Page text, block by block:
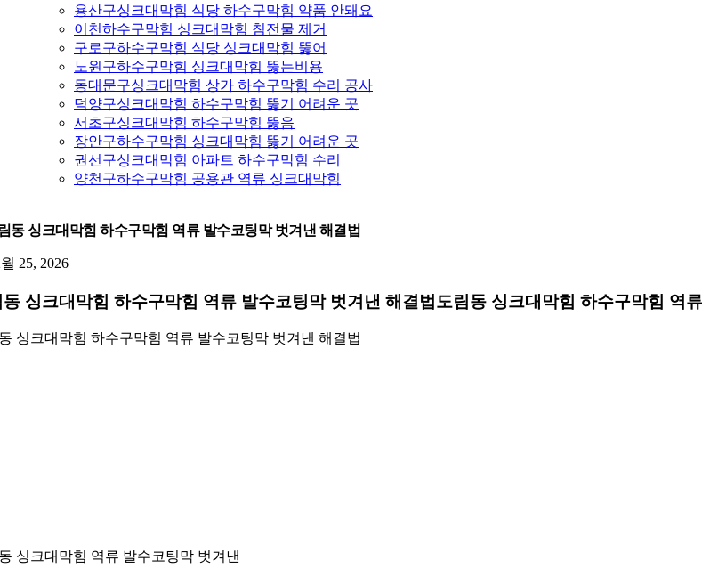
용산구싱크대막힘 식당 하수구막힘 약품 안돼요
이천하수구막힘 싱크대막힘 침전물 제거
구로구하수구막힘 식당 싱크대막힘 뚫어
노원구하수구막힘 싱크대막힘 뚫는비용
동대문구싱크대막힘 상가 하수구막힘 수리 공사
덕양구싱크대막힘 하수구막힘 뚫기 어려운 곳
서초구싱크대막힘 하수구막힘 뚫음
장안구하수구막힘 싱크대막힘 뚫기 어려운 곳
권선구싱크대막힘 아파트 하수구막힘 수리
양천구하수구막힘 공용관 역류 싱크대막힘
동 싱크대막힘 하수구막힘 역류 발수코팅막 벗겨낸 해결법
25, 2026
싱크대막힘 하수구막힘 역류 발수코팅막 벗겨낸 해결법도림동 싱크대막힘 하수구막힘 역
싱크대막힘 하수구막힘 역류 발수코팅막 벗겨낸 해결법
싱크대막힘 역류 발수코팅막 벗겨낸